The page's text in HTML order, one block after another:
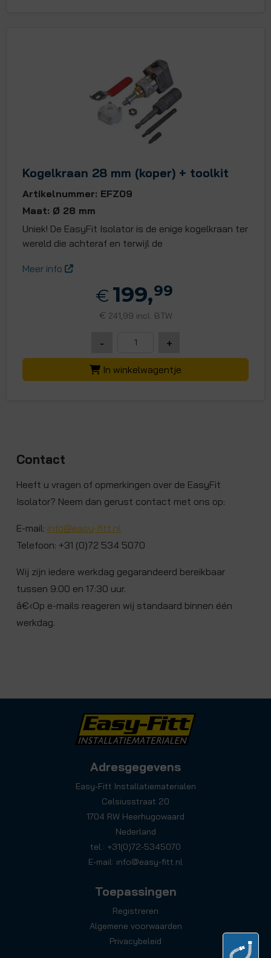
Kogelkraan 28 mm (koper) + toolkit
Artikelnummer: EFZ09
Maat: Ø 28 mm
Uniek! De EasyFit Isolator is de enige kogelkraan ter
wereld die achteraf en terwijl de
Meer info
€ 199,99
€ 241,99 incl. BTW
- +
In winkelwagentje
Contact
Heeft u vragen of opmerkingen over de EasyFit
Isolator? Neem dan gerust contact met ons op:
E-mail: info@easy-fitt.nl
Telefoon: +31 (0)72 534 5070
Wij zijn iedere werkdag gegarandeerd bereikbaar
tussen 9:00 en 17:30 uur.
â€‹Op e-mails reageren wij standaard binnen één
werkdag.
Adresgegevens
Easy-Fitt Installatiematerialen
Celsiusstraat 20
1704 RW Heerhugowaard
Nederland
tel.: +31(0)72-5345070
E-mail: info@easy-fitt.nl
Toepassingen
Registreren
Algemene voorwaarden
Privacybeleid